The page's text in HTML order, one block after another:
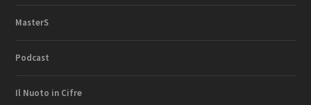
MasterS
Podcast
Il Nuoto in Cifre